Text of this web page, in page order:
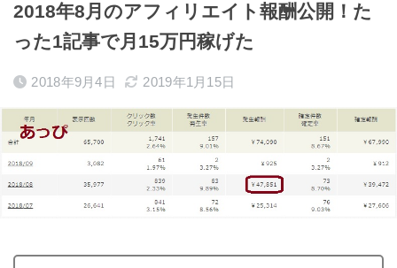
2018年8月のアフィリエイト報酬公開！た
った1記事で月15万円稼げた
2018年9月4日 2019年1月15日